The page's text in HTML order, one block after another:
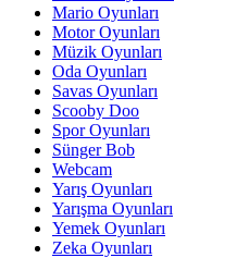
Mario Oyunları
Motor Oyunları
Müzik Oyunları
Oda Oyunları
Savas Oyunları
Scooby Doo
Spor Oyunları
Sünger Bob
Webcam
Yarış Oyunları
Yarışma Oyunları
Yemek Oyunları
Zeka Oyunları